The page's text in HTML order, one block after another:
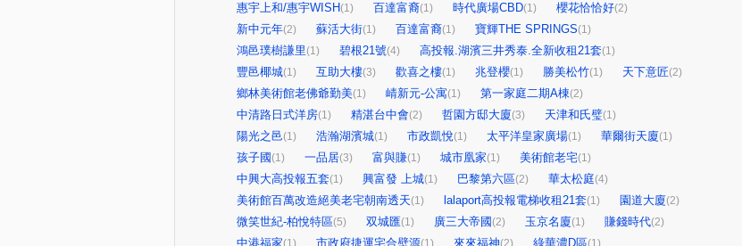
惠宇上和/惠宇WISH(1) 百達富裔(1) 時代廣場CBD(1) 櫻花恰恰好(2)
新中元年(2) 蘇活大街(1) 百達富裔(1) 寶輝THE SPRINGS(1)
鴻邑璞樹謙里(1) 碧根21號(4) 高投報.湖濱三井秀泰.全新收租21套(1)
豐邑椰城(1) 互助大樓(3) 歡喜之樓(1) 兆登櫻(1) 勝美松竹(1) 天下意匠(2)
鄉林美術館老佛爺勤美(1) 崝新元-公寓(1) 第一家庭二期A棟(2)
中清路日式洋房(1) 精湛台中會(2) 哲園方邸大廈(3) 天津和氏璧(1)
陽光之邑(1) 浩瀚湖濱城(1) 市政凱悅(1) 太平洋皇家廣場(1) 華爾街天廈(1)
孩子國 (1) 一品居(3) 富與賺(1) 城市凰家(1) 美術館老宅(1)
中興大高投報五套(1) 興富發 上城(1) 巴黎第六區(2) 華太松庭(4)
美術館百萬改造絕美老宅朝南透天(1) lalaport高投報電梯收租21套(1) 園道大廈(2)
微笑世紀-柏悅特區(5) 双城匯(1) 廣三大帝國 (2) 玉京名廈(1) 賺錢時代(2)
中港福家(1) 市政府捷運宅合壁源(1) 來來福神(2) 綠華濃D區(1)